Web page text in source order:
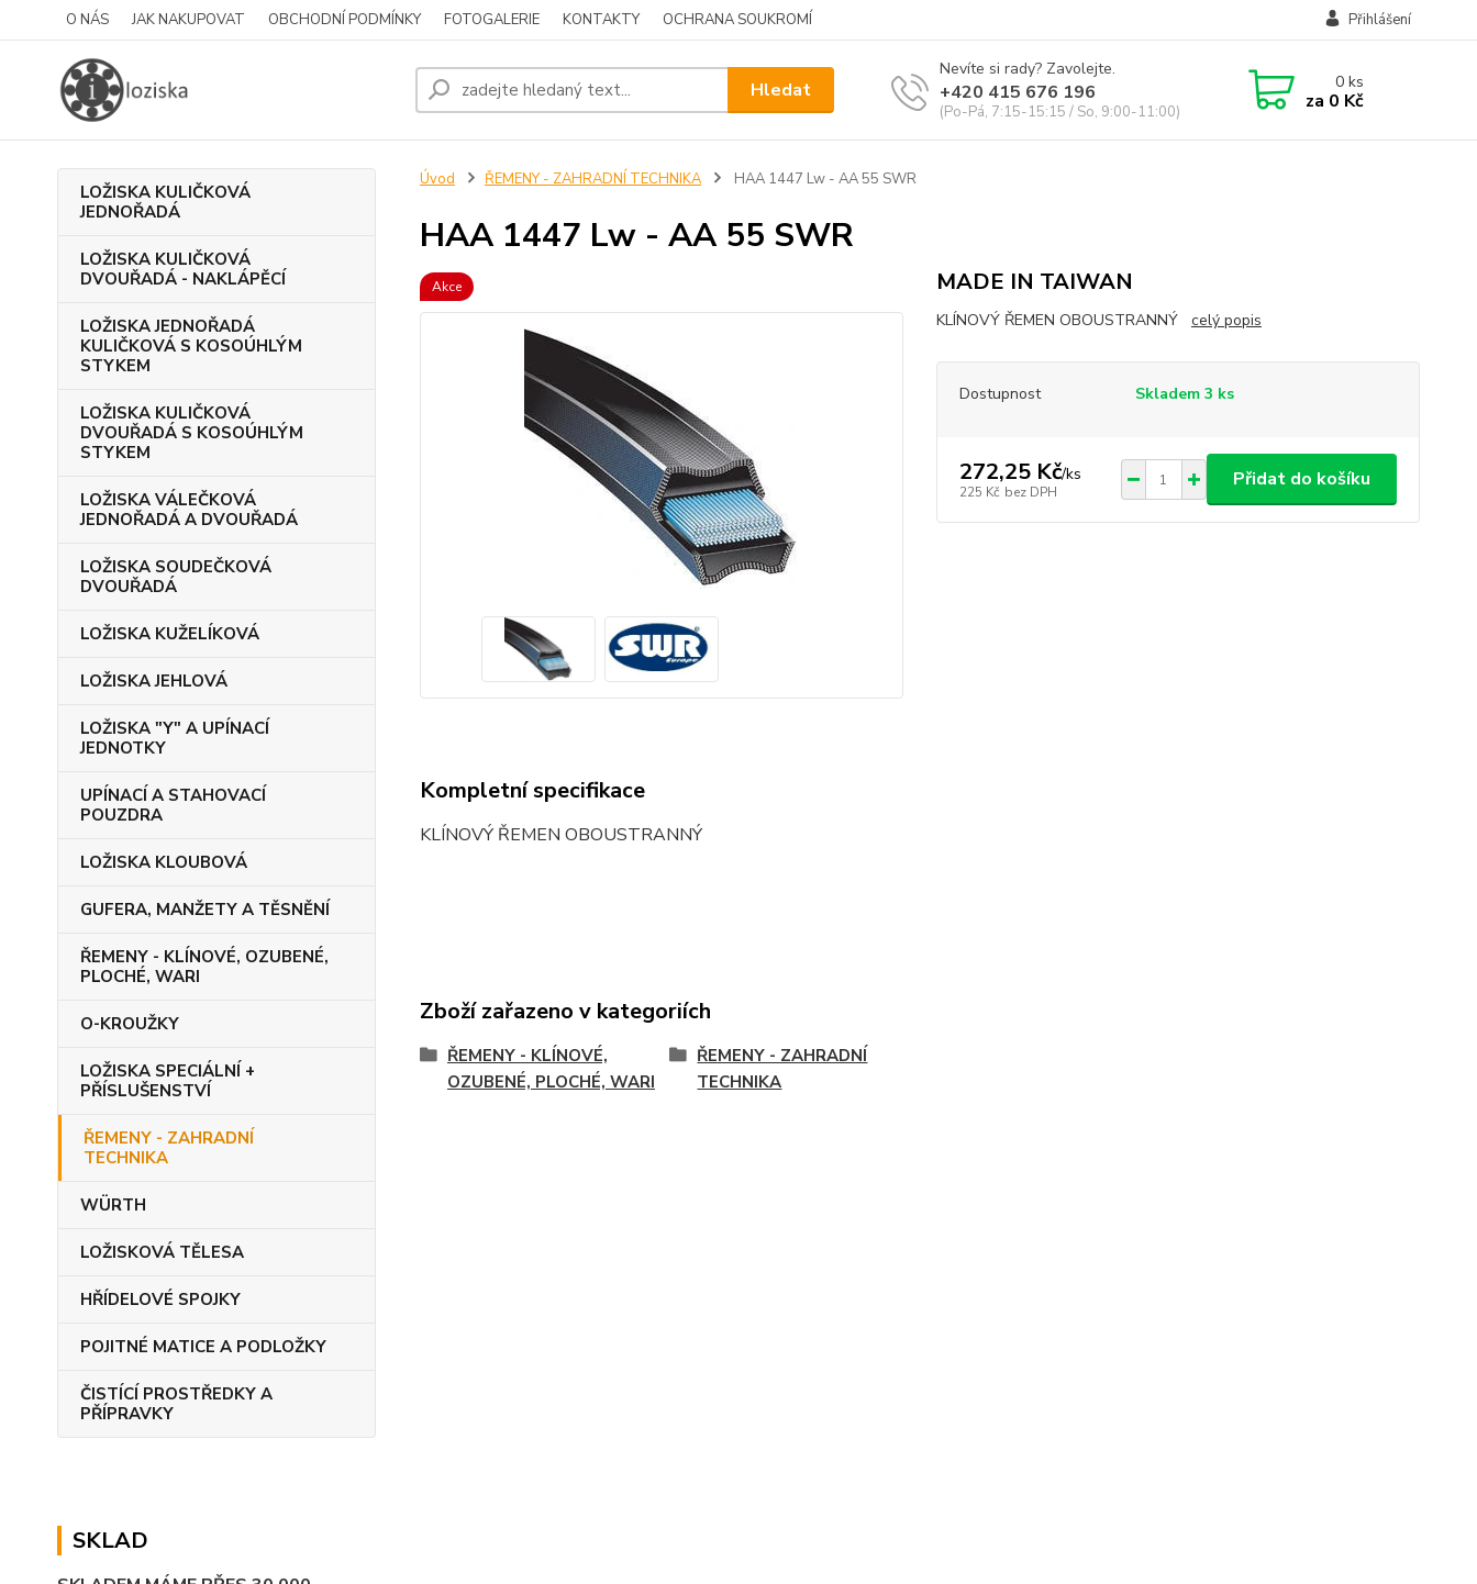
O NÁS JAK NAKUPOVAT OBCHODNÍ PODMÍNKY FOTOGALERIE KONTAKTY OCHRANA SOUKROMÍ Přihlášení
Hledat
Nevíte si rady? Zavolejte.
+420 415 676 196
(Po-Pá, 7:15-15:15 / So, 9:00-11:00)
0ks
za 0 Kč
LOŽISKA KULIČKOVÁ
JEDNOŘADÁ
LOŽISKA KULIČKOVÁ
DVOUŘADÁ - NAKLÁPĚCÍ
LOŽISKA JEDNOŘADÁ
KULIČKOVÁ S KOSOÚHLÝM
STYKEM
LOŽISKA KULIČKOVÁ
DVOUŘADÁ S KOSOÚHLÝM
STYKEM
LOŽISKA VÁLEČKOVÁ
JEDNOŘADÁ A DVOUŘADÁ
LOŽISKA SOUDEČKOVÁ
DVOUŘADÁ
LOŽISKA KUŽELÍKOVÁ
LOŽISKA JEHLOVÁ
LOŽISKA "Y" A UPÍNACÍ
JEDNOTKY
UPÍNACÍ A STAHOVACÍ
POUZDRA
LOŽISKA KLOUBOVÁ
GUFERA, MANŽETY A TĚSNĚNÍ
ŘEMENY - KLÍNOVÉ, OZUBENÉ,
PLOCHÉ, WARI
O-KROUŽKY
LOŽISKA SPECIÁLNÍ +
PŘÍSLUŠENSTVÍ
ŘEMENY - ZAHRADNÍ
TECHNIKA
WÜRTH
LOŽISKOVÁ TĚLESA
HŘÍDELOVÉ SPOJKY
POJITNÉ MATICE A PODLOŽKY
ČISTÍCÍ PROSTŘEDKY A
PŘÍPRAVKY
SKLAD
Úvod ŘEMENY - ZAHRADNÍ TECHNIKA HAA 1447 Lw - AA 55 SWR
HAA 1447 Lw - AA 55 SWR
Akce MADE IN TAIWAN
KLÍNOVÝ ŘEMEN OBOUSTRANNÝ celý popis
Dostupnost Skladem 3 ks
272,25 Kč/ks
225 Kč bez DPH
Přidat do košíku
Kompletní specifikace
KLÍNOVÝ ŘEMEN OBOUSTRANNÝ
Zboží zařazeno v kategoriích
ŘEMENY - KLÍNOVÉ,
OZUBENÉ, PLOCHÉ, WARI
ŘEMENY - ZAHRADNÍ
TECHNIKA